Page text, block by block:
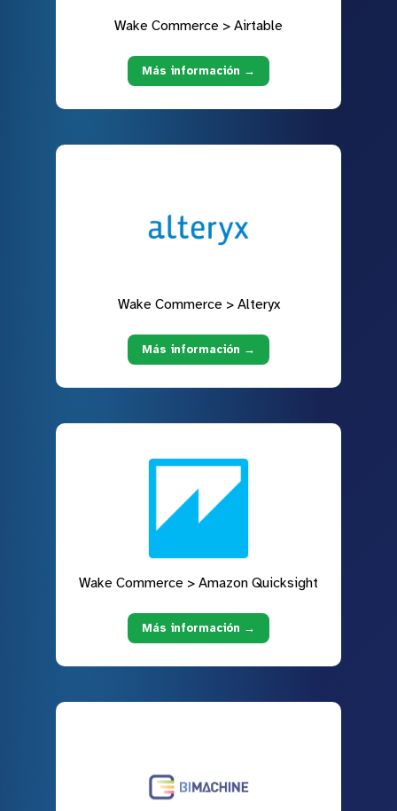
Wake Commerce > Airtable
Más información →
Wake Commerce > Alteryx
Más información →
Wake Commerce > Amazon Quicksight
Más información →